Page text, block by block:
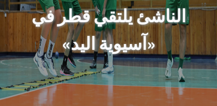
الناشئ يلتقي قطر في
«آسيوية اليد»